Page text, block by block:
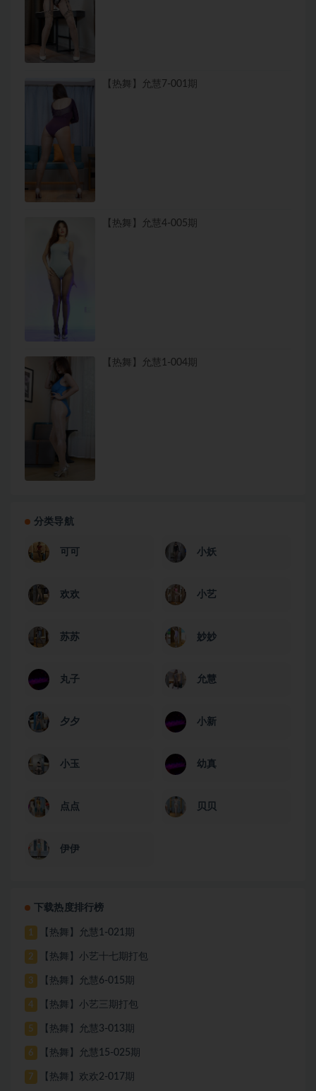
【热舞】允慧7-001期
【热舞】允慧4-005期
【热舞】允慧1-004期
分类导航
可可 小妖
欢欢 小艺
苏苏 妙妙
丸子 允慧
夕夕 小新
小玉 幼真
点点 贝贝
伊伊
下载热度排行榜
1 【热舞】允慧1-021期
2 【热舞】小艺十七期打包
3 【热舞】允慧6-015期
4 【热舞】小艺三期打包
5 【热舞】允慧3-013期
6 【热舞】允慧15-025期
7 【热舞】欢欢2-017期